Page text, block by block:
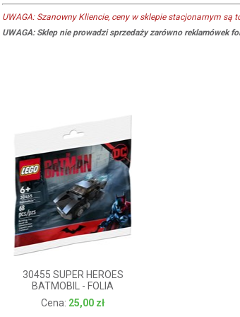
UWAGA: Szanowny Kliencie, ceny w sklepie stacjonarnym
UWAGA: Sklep nie prowadzi sprzedaży zarówno reklamówek
30455 SUPER HEROES
BATMOBIL - FOLIA
25,00 zł
25,00 zł